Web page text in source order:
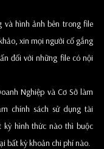
và hình ảnh bên trong file
xin mọi người cố gắng
đối với những file có nội
Nghiệp và Cơ Sở làm
chính sách sử dụng tài
kỳ hình thức nào thì buộc
bất kỳ khoản chi phí nào.